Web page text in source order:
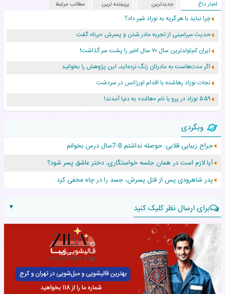
اخبار داغ جدیدترین پربیننده ترین مطالب مرتبط
چرا نباید با هر گریه به نوزاد شیر داد؟
حدیث میرامینی از تجربه مادر شدن و پسرش «برنا» گفت
ایران کم‌تولدترین سال ۷۰ سال اخیر را پشت سر گذاشت!
اگر مدت‌هاست به مادرتان زنگ نزده‌اید، این پژوهش را بخوانید
نجات نوزاد رهاشده با اقدام اورژانس در سردشت
۵۵۹ نوزاد در پرو با نام «هالند» به دنیا آمدند!
زن ۲۴ ساله پس از درمان سرطان رحم، مادر شد
افزایش قد این دختر، چند میلیون دلار برای پدرش خرج داشته
حرکت غیرقانونی یک پرستار، جان دوقلوها را نجات داد!
عجیب‌ترین تولد در ۵/۵/۵ امسال که همه را شوکه کرد!
وبگردی
جراح زیبایی قلابی: حوصله نداشتم 8-7سال درس بخوانم
آیا لازم است در همان جلسه خواستگاری، دختر عاشق پسر شود؟
پدر شاهرودی پس از قتل پسرش، جسد را در چاه مخفی کرد
برای ارسال نظر کلیک کنید
▼
نام:
نظر: